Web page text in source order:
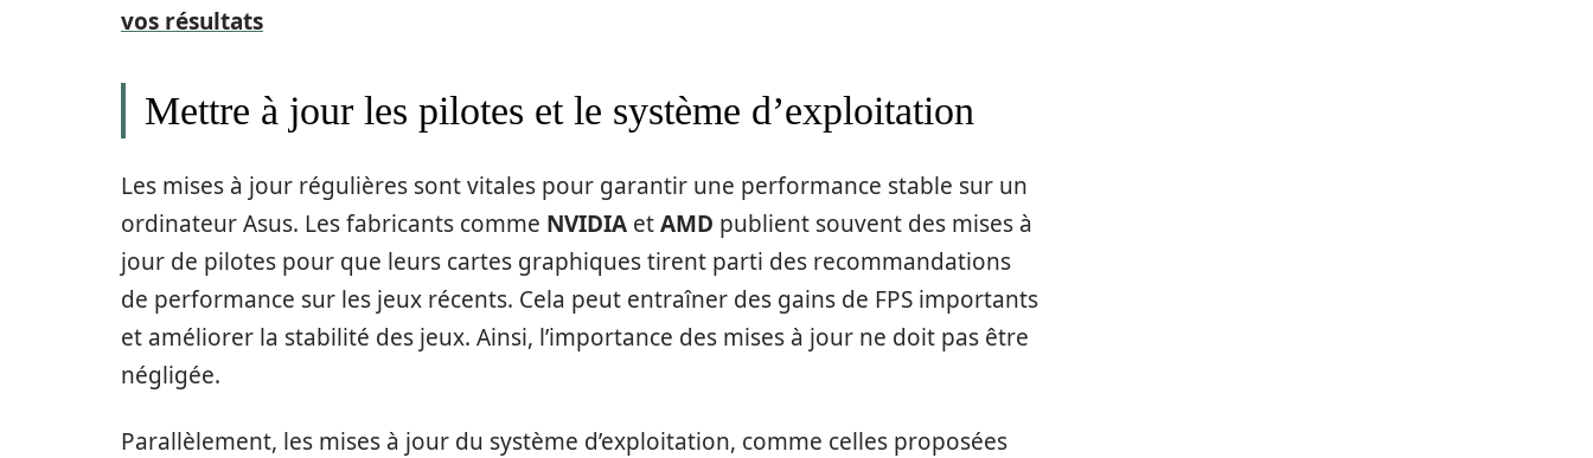
vos résultats
Mettre à jour les pilotes et le système d’exploitation
Les mises à jour régulières sont vitales pour garantir une performance stable sur un
ordinateur Asus. Les fabricants comme NVIDIA etAMD publient souvent des mises à
jour de pilotes pour que leurs cartes graphiques tirent parti des recommandations
de performance sur les jeux récents. Cela peut entraîner des gains de FPS importants
et améliorer la stabilité des jeux. Ainsi, l’importance des mises à jour ne doit pas être
négligée.
Parallèlement, les mises à jour du système d’exploitation, comme celles proposées